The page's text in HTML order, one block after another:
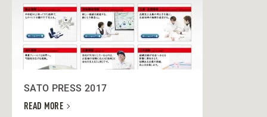
SATO PRESS 2017
READ MORE